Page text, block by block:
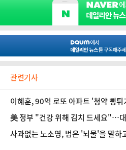
관련기사
이혜훈, 90억 로또 아파트 '청약 뻥
안"
美 정부 "건강 위해 김치 드세요"…
주]
사과없는 노소영, 법은 '뇌물'을 말